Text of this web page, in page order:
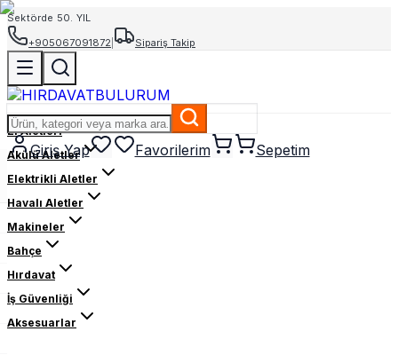
Sektörde 50. YIL
+905067091872
Sipariş Takip
Giriş Yap Favorilerim Sepetim
El Aletleri
Akülü Aletler
Elektrikli Aletler
Havalı Aletler
Makineler
Bahçe
Hırdavat
İş Güvenliği
Aksesuarlar